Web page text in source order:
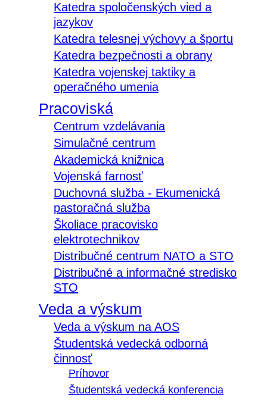
Katedra spoločenských vied a
jazykov
Katedra telesnej výchovy a športu
Katedra bezpečnosti a obrany
Katedra vojenskej taktiky a
operačného umenia
Pracoviská
Centrum vzdelávania
Simulačné centrum
Akademická knižnica
Vojenská farnosť
Duchovná služba - Ekumenická
pastoračná služba
Školiace pracovisko
elektrotechnikov
Distribučné centrum NATO a STO
Distribučné a informačné stredisko
STO
Veda a výskum
Veda a výskum na AOS
Študentská vedecká odborná
činnosť
Príhovor
Študentská vedecká konferencia